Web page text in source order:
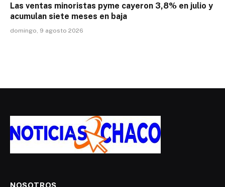
Las ventas minoristas pyme cayeron 3,8% en julio y
acumulan siete meses en baja
domingo, 9 agosto 2026
NOSOTROS